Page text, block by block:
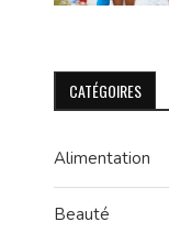
CATÉGOIRES
Alimentation
Beauté